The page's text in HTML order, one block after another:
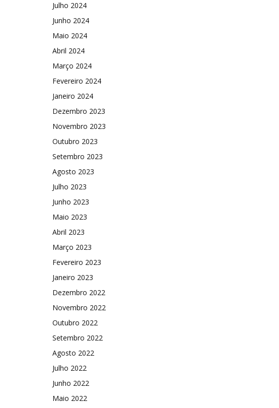
Julho 2024
Junho 2024
Maio 2024
Abril 2024
Março 2024
Fevereiro 2024
Janeiro 2024
Dezembro 2023
Novembro 2023
Outubro 2023
Setembro 2023
Agosto 2023
Julho 2023
Junho 2023
Maio 2023
Abril 2023
Março 2023
Fevereiro 2023
Janeiro 2023
Dezembro 2022
Novembro 2022
Outubro 2022
Setembro 2022
Agosto 2022
Julho 2022
Junho 2022
Maio 2022